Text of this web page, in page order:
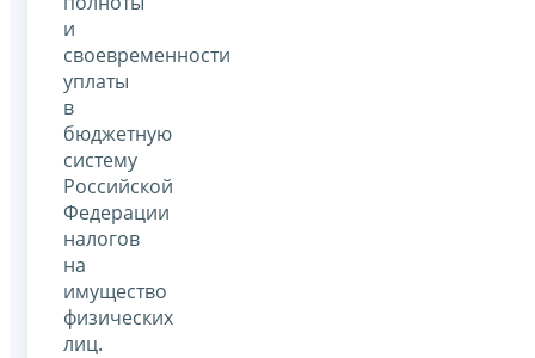
и
своевременности
уплаты
в
бюджетную
систему
Российской
Федерации
налогов
на
имущество
физических
лиц.